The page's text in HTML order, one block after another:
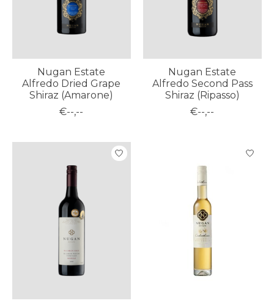
Nugan Estate
Alfredo Dried Grape
Shiraz (Amarone)
€--,--
Nugan Estate
Alfredo Second Pass
Shiraz (Ripasso)
€--,--